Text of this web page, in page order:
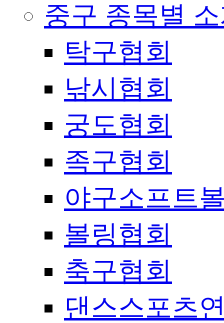
중구 종목별
탁구협회
낚시협회
궁도협회
족구협회
야구소프트
볼링협회
축구협회
댄스스포츠